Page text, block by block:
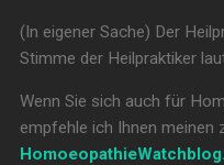
(In eigener Sache) Der
Stimme der Heilpraktiker
Wenn Sie sich auch für
empfehle ich Ihnen meinen